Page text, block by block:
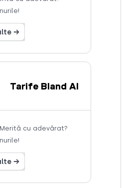
→
Tarife Bland AI
cu adevărat?
→